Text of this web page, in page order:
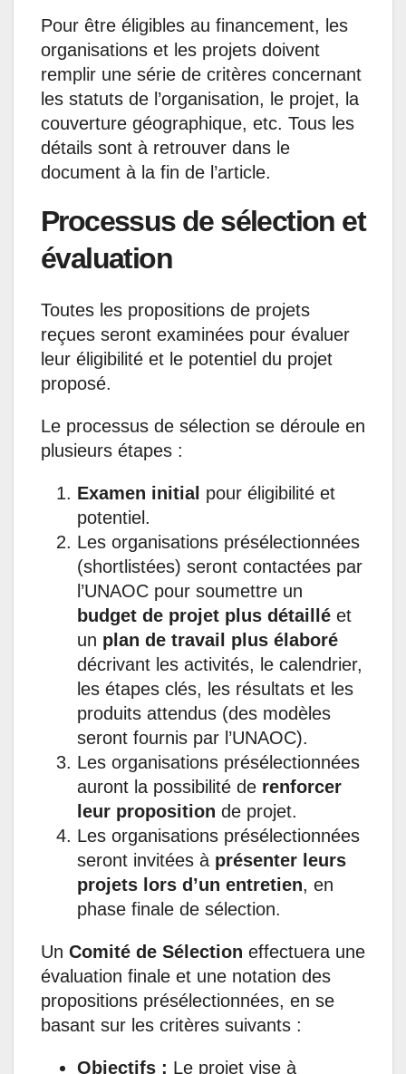
Pour être éligibles au financement, les
organisations et les projets doivent
remplir une série de critères concernant
les statuts de l’organisation, le projet, la
couverture géographique, etc. Tous les
détails sont à retrouver dans le
document à la fin de l’article.
Processus de sélection et
évaluation
Toutes les propositions de projets
reçues seront examinées pour évaluer
leur éligibilité et le potentiel du projet
proposé.
Le processus de sélection se déroule en
plusieurs étapes :
Examen initial pour éligibilité et
potentiel.
Les organisations présélectionnées
(shortlistées) seront contactées par
l’UNAOC pour soumettre un
budget de projet plus détaillé et
un plan de travail plus élaboré
décrivant les activités, le calendrier,
les étapes clés, les résultats et les
produits attendus (des modèles
seront fournis par l’UNAOC).
Les organisations présélectionnées
auront la possibilité de renforcer
leur proposition de projet.
Les organisations présélectionnées
seront invitées à présenter leurs
projets lors d’un entretien, en
phase finale de sélection.
Un Comité de Sélection effectuera une
évaluation finale et une notation des
propositions présélectionnées, en se
basant sur les critères suivants :
Objectifs : Le projet vise à